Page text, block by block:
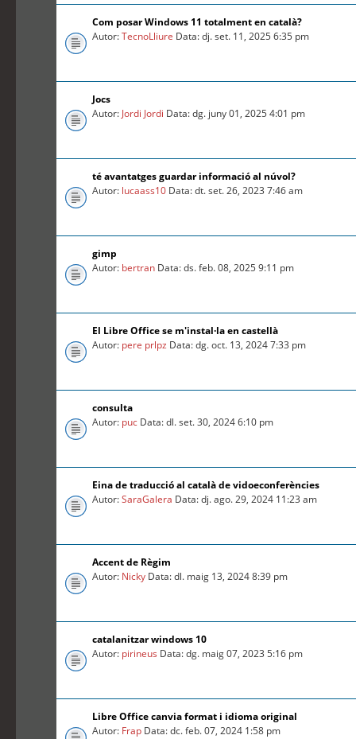
Com posar Windows 11 totalment en català?
Autor:TecnoLliure Data: dj. set. 11, 2025 6:35 pm
Jocs
Autor: Jordi Jordi Data: dg. juny 01, 2025 4:01 pm
té avantatges guardar informació al núvol?
Autor: lucaass10 Data: dt. set. 26, 2023 7:46 am
gimp
Autor: bertran Data: ds. feb. 08, 2025 9:11 pm
El Libre Office se m'instal·la en castellà
Autor: pere prlpz Data: dg. oct. 13, 2024 7:33 pm
consulta
Autor: puc Data: dl. set. 30, 2024 6:10 pm
Eina de traducció al català de vidoeconferències
Autor:SaraGalera Data: dj. ago. 29, 2024 11:23 am
Accent de Règim
Autor: Nicky Data: dl. maig 13, 2024 8:39 pm
catalanitzar windows 10
Autor: pirineus Data: dg. maig 07, 2023 5:16 pm
Libre Office canvia format i idioma original
Autor: Frap Data: dc. feb. 07, 2024 1:58 pm